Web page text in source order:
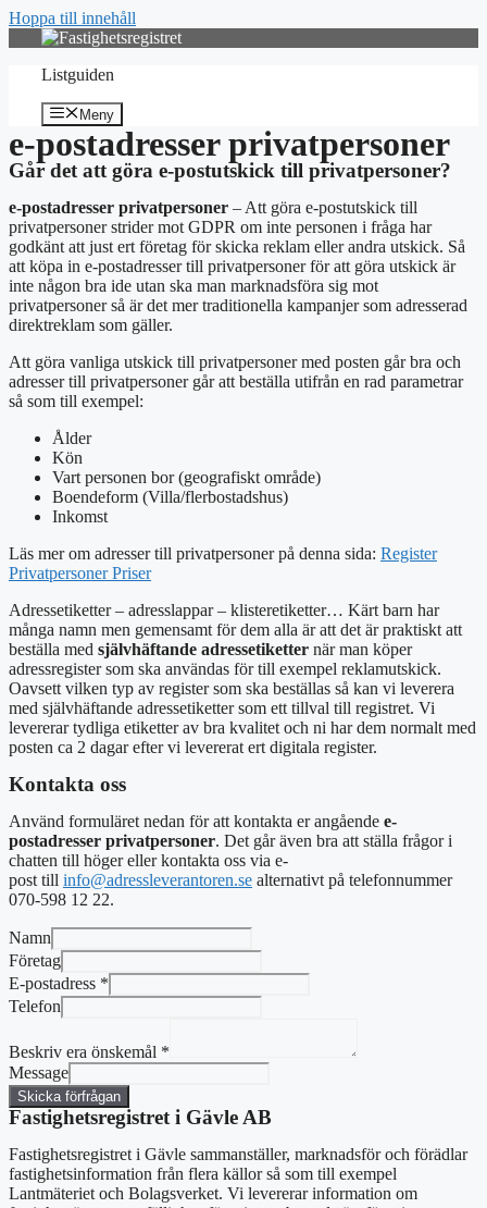
Hoppa till innehåll
Listguiden
Meny
e-postadresser privatpersoner
Går det att göra e-postutskick till privatpersoner?
e-postadresser privatpersoner – Att göra e-postutskick till
privatpersoner strider mot GDPR om inte personen i fråga har
godkänt att just ert företag för skicka reklam eller andra utskick. Så
att köpa in e-postadresser till privatpersoner för att göra utskick är
inte någon bra ide utan ska man marknadsföra sig mot
privatpersoner så är det mer traditionella kampanjer som adresserad
direktreklam som gäller.
Att göra vanliga utskick till privatpersoner med posten går bra och
adresser till privatpersoner går att beställa utifrån en rad parametrar
så som till exempel:
Ålder
Kön
Vart personen bor (geografiskt område)
Boendeform (Villa/flerbostadshus)
Inkomst
Läs mer om adresser till privatpersoner på denna sida: Register
Privatpersoner Priser
Adressetiketter – adresslappar – klisteretiketter… Kärt barn har
många namn men gemensamt för dem alla är att det är praktiskt att
beställa med självhäftande adressetiketter när man köper
adressregister som ska användas för till exempel reklamutskick.
Oavsett vilken typ av register som ska beställas så kan vi leverera
med självhäftande adressetiketter som ett tillval till registret. Vi
levererar tydliga etiketter av bra kvalitet och ni har dem normalt med
posten ca 2 dagar efter vi levererat ert digitala register.
Kontakta oss
Använd formuläret nedan för att kontakta er angående e-
postadresser privatpersoner. Det går även bra att ställa frågor i
chatten till höger ellerkontakta oss via e-
post till info@adressleverantoren.se alternativt på telefonnummer
070-598 12 22.
Namn
Företag
E-postadress *
Telefon
Beskriv era önskemål *
Message
Skicka förfrågan
Fastighetsregistret i Gävle AB
Fastighetsregistret i Gävle sammanställer, marknadsför och förädlar
fastighetsinformation från flera källor så som till exempel
Lantmäteriet och Bolagsverket. Vi levererar information om